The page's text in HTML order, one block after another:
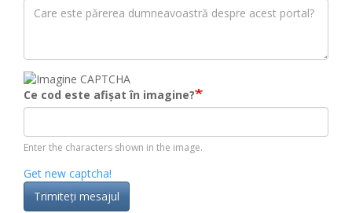
Ce cod este afișat în imagine?
Enter the characters shown in the image.
Get new captcha!
Trimiteţi mesajul